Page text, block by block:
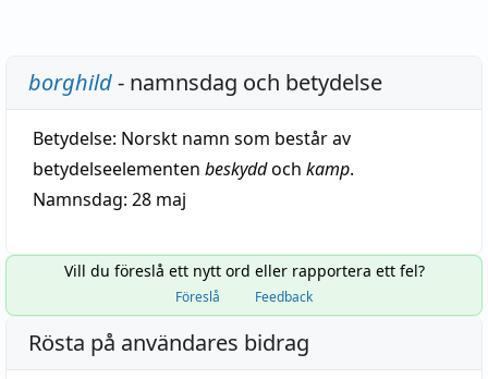
borghild- namnsdag och betydelse
Betydelse: Norskt namn som består av
betydelseelementen beskyddoch kamp.
Namnsdag: 28 maj
Vill du föreslå ett nytt ord eller rapportera ett fel?
Föreslå Feedback
Rösta på användares bidrag